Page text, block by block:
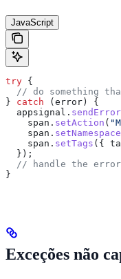
JavaScript
try {
// do something
} catch (error) {
  appsignal
. sendError
    span
. setAction (
    span
. setNamespace
    span
. setTags ({
  });
  // handle the error
}
Exceções não